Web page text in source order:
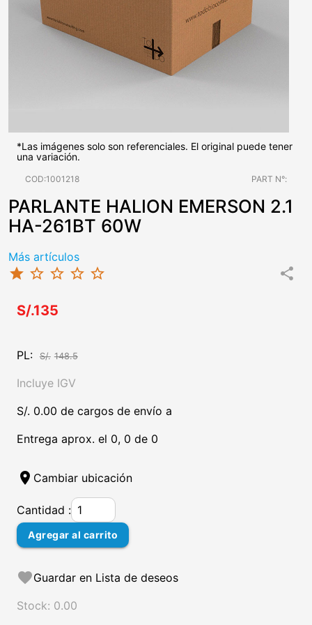
*Las imágenes solo son referenciales. El original puede tener
una variación.
COD:1001218 PART N°:
PARLANTE HALION EMERSON 2.1
HA-261BT 60W
Más artículos
star star_border star_border star_border star_border share
S/.135
PL: S/. 148.5
Incluye IGV
S/. 0.00 de cargos de envío a
Entrega aprox. el 0, 0 de 0
location_on Cambiar ubicación
Cantidad :
Agregar al carrito
favoriteGuardar en Lista de deseos
Stock: 0.00